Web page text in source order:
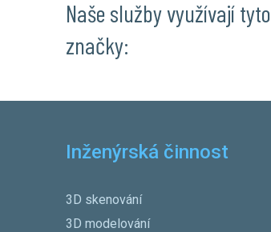
Naše služby využívají tyto
značky:
Inženýrská činnost
3D skenování
3D modelování